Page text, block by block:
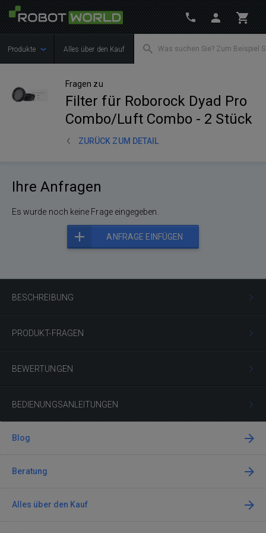
Produkte Alles über den Kauf
Fragen zu
Filter für Roborock Dyad Pro
Combo/Luft Combo - 2 Stück
ZURÜCK ZUM DETAIL
BESCHREIBUNG
PRODUKT-FRAGEN
BEWERTUNGEN
BEDIENUNGSANLEITUNGEN
Ihre Anfragen
Es wurde noch keine Frage eingegeben.
ANFRAGE EINFÜGEN
Blog
Beratung
Alles über den Kauf